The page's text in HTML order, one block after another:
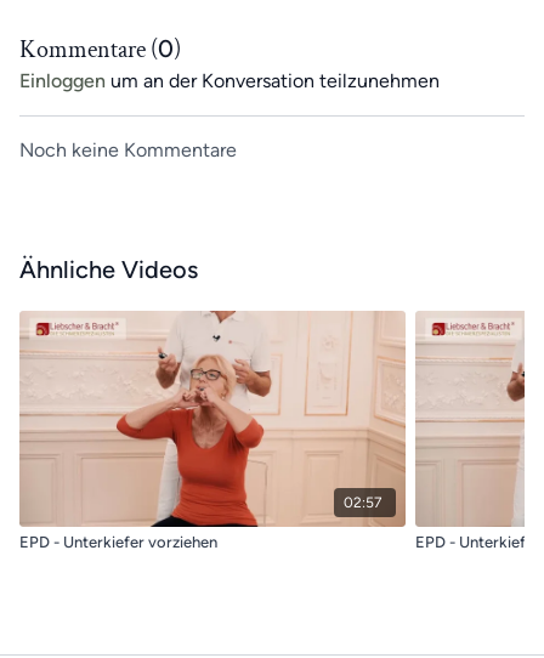
Kommentare (0)
Einloggen um an der Konversation teilzunehmen
Noch keine Kommentare
Ähnliche Videos
02:57
EPD - Unterkiefer vorziehen EPD -